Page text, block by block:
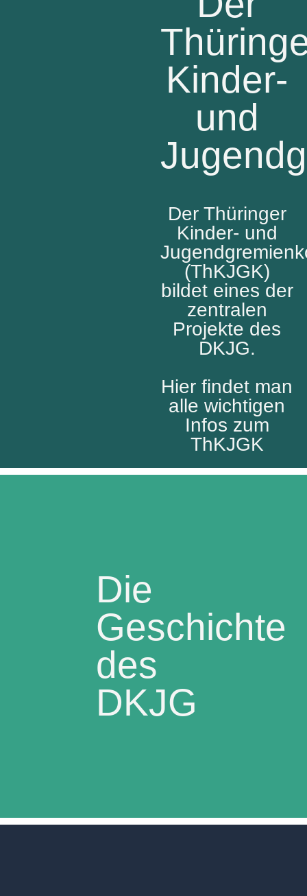
Kinder-
und
Der Thüringer
Kinder- und
(ThKJGK)
bildet eines der
zentralen
Projekte des
DKJG.
Hier findet man
alle wichtigen
Infos zum
ThKJGK
Die
Geschichte
des
DKJG